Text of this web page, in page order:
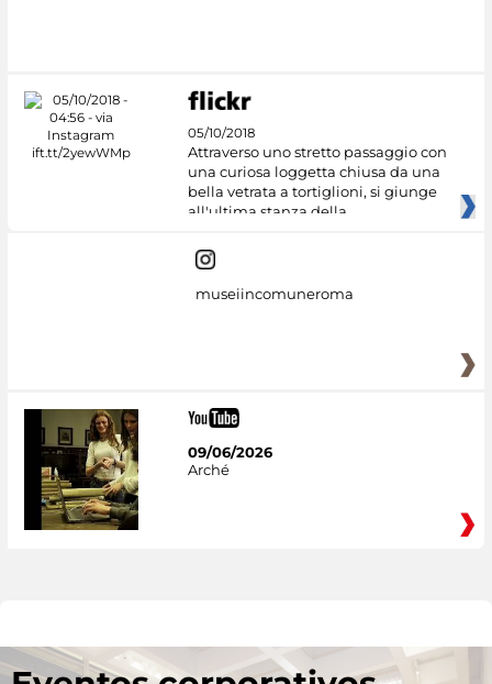
05/10/2018
Attraverso uno stretto passaggio con
una curiosa loggetta chiusa da una
bella vetrata a tortiglioni, si giunge
all'ultima stanza della
museiincomuneroma
09/06/2026
Arché